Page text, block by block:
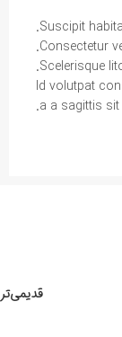
Suscipit
Consectetur
Scelerisque
Id volutpat
a a sagittis
قدیمی‌تر